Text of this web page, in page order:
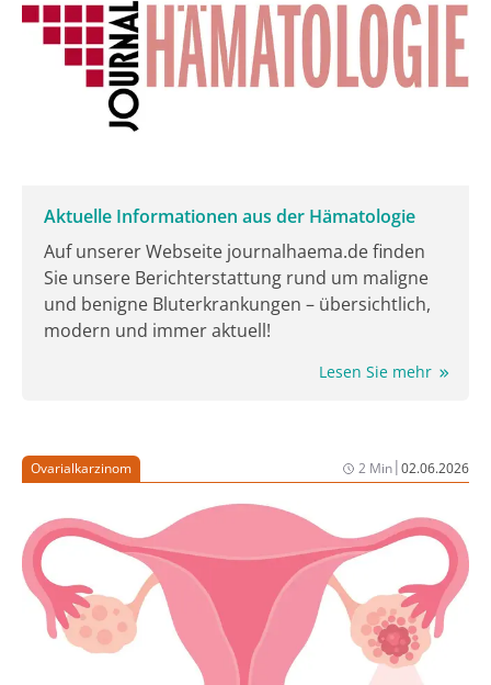
Embolisations-geeigneten Patient:innen mit uHCC
gegenüber alleiniger TACE verlangsamen kann. Die
potenziell praxisverändernden Daten wurden als Late
Breaking Abstract im Rahmen der Jahrestagung der
American Society of Clinical Oncology (ASCO) 2026
Aktuelle Informationen aus der Hämatologie
Auf unserer Webseite journalhaema.de finden
Sie unsere Berichterstattung rund um maligne
und benigne Bluterkrankungen – übersichtlich,
modern und immer aktuell!
Lesen Sie mehr
Ovarialkarzinom 2 Min|02.06.2026